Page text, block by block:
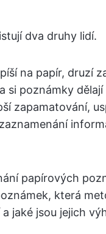
dva druhy lidí.
na papír, druzí
si poznámky
zapamatování,
papírových
která
jaké jsou jejich